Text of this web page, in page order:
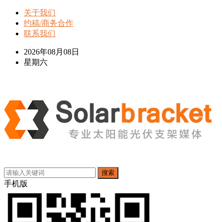
关于我们
约稿/商务合作
联系我们
2026年08月08日
星期六
搜索
手机版